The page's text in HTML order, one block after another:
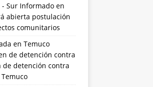
Sur Informadoen
abierta postulación
comunitarios
en Temuco
de detención contra
de detención contra